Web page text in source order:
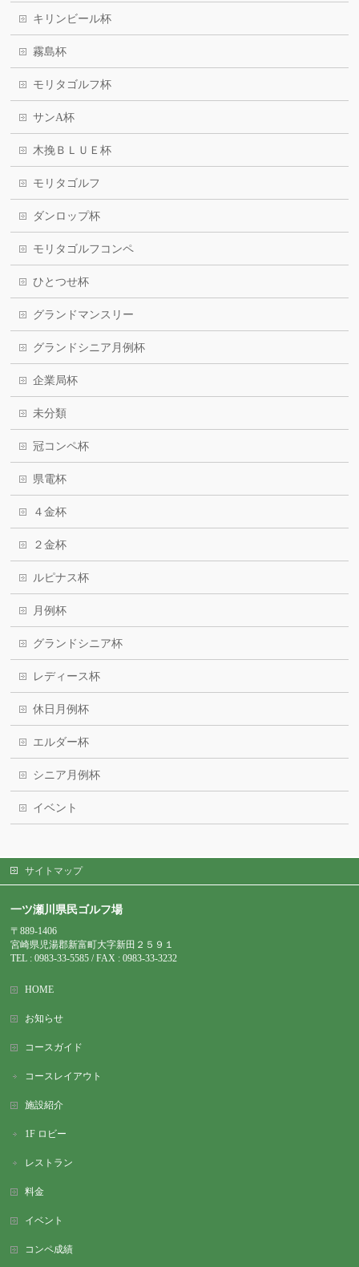
キリンビール杯
霧島杯
モリタゴルフ杯
サンA杯
木挽ＢＬＵＥ杯
モリタゴルフ
ダンロップ杯
モリタゴルフコンペ
ひとつせ杯
グランドマンスリー
グランドシニア月例杯
企業局杯
未分類
冠コンペ杯
県電杯
４金杯
２金杯
ルピナス杯
月例杯
グランドシニア杯
レディース杯
休日月例杯
エルダー杯
シニア月例杯
イベント
サイトマップ
一ツ瀬川県民ゴルフ場
〒889-1406
宮崎県児湯郡新富町大字新田２５９１
TEL : 0983-33-5585 / FAX : 0983-33-3232
HOME
お知らせ
コースガイド
コースレイアウト
施設紹介
1F ロビー
レストラン
料金
イベント
コンペ成績